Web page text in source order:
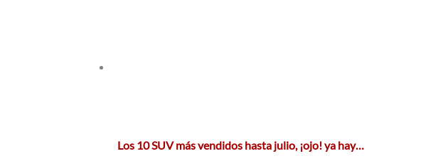
Los 10 SUV más vendidos hasta julio, ¡ojo! ya hay…